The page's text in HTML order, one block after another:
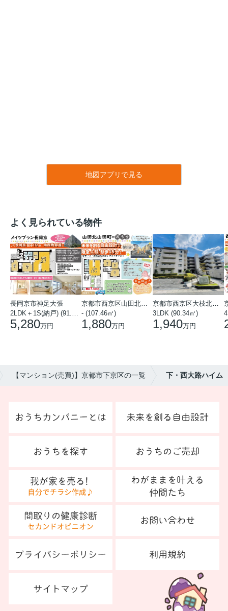
地図アプリで見る
よく見られている物件
長岡京市神足大張
2LDK＋1S(納戸) (91.78㎡)
5,280万円
京都市西京区山田北山田町
- (107.46㎡)
1,880万円
京都市西京区大枝北沓掛町５丁目
3LDK (90.34㎡)
1,940万円
【マンション(売買)】京都市下京区の一覧 下・西大路ハイム